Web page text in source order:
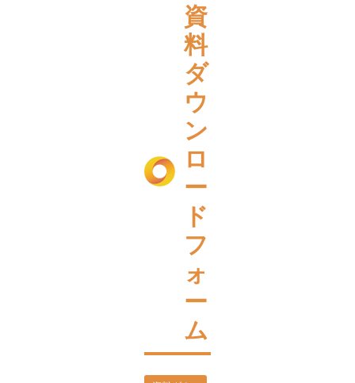
資
料
ダ
ウ
ン
ロ
ー
ド
フ
ォ
ー
ム